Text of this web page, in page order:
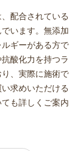
配合されている
います。無添加
ギーがある方で
酸化力を持つラ
、実際に施術で
求めいただける
も詳しくご案内